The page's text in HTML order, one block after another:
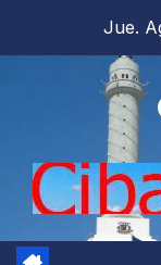
Jue.